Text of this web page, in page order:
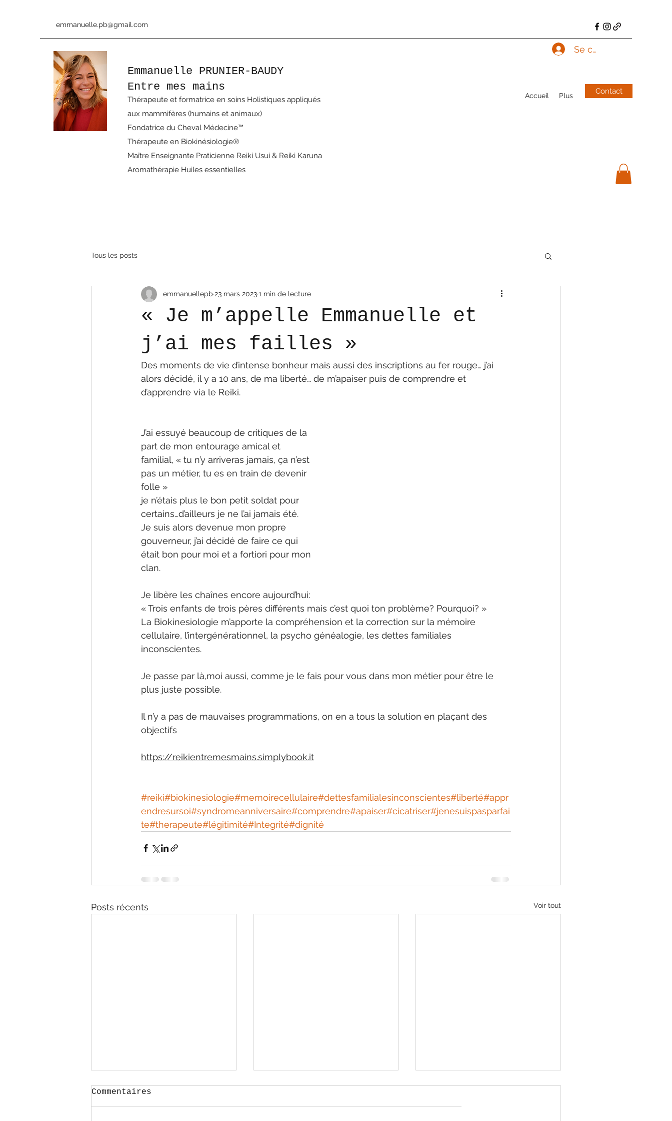
emmanuelle.pb@gmail.com
Emmanuelle PRUNIER-BAUDY
Entre mes mains
Thérapeute et formatrice en soins Holistiques appliqués
aux mammifères (humains et animaux)
Fondatrice du Cheval Médecine™
Thérapeute en Biokinésiologie®
Maître Enseignante Praticienne Reiki Usui & Reiki Karuna
Aromathérapie Huiles essentielles
Se connecter
Accueil Plus Contact
Tous les posts
« Je m’appelle Emmanuelle et
j’ai mes failles »
emmanuellepb 23 mars 20231 min de lecture
Des moments de vie d’intense bonheur mais aussi des inscriptions au fer rouge… j’ai
alors décidé, il y a 10 ans, de ma liberté… de m’apaiser puis de comprendre et
d’apprendre via le Reiki.
J’ai essuyé beaucoup de critiques de la
part de mon entourage amical et
familial, « tu n’y arriveras jamais, ça n’est
pas un métier, tu es en train de devenir
folle »
je n’étais plus le bon petit soldat pour
certains…d’ailleurs je ne l’ai jamais été.
Je suis alors devenue mon propre
gouverneur, j’ai décidé de faire ce qui
était bon pour moi et a fortiori pour mon
clan.
Je libère les chaînes encore aujourd’hui:
« Trois enfants de trois pères différents mais c’est quoi ton problème? Pourquoi? »
La Biokinesiologie m’apporte la compréhension et la correction sur la mémoire
cellulaire, l’intergénérationnel, la psycho généalogie, les dettes familiales
inconscientes.
Je passe par là,moi aussi, comme je le fais pour vous dans mon métier pour être le
plus juste possible.
Il n’y a pas de mauvaises programmations, on en a tous la solution en plaçant des
objectifs
https://reikientremesmains.simplybook.it
#reiki#biokinesiologie#memoirecellulaire#dettesfamilialesinconscientes#liberté#appr
endresursoi#syndromeanniversaire#comprendre#apaiser#cicatriser#jenesuispasparfai
te#therapeute#légitimité#Integrité#dignité
Posts récents Voir tout
Commentaires